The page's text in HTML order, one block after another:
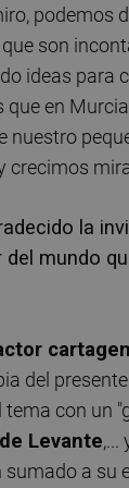
podemos
son
ideas para
en
crecimos
la
mundo
del
tema con un
Levante,...
a